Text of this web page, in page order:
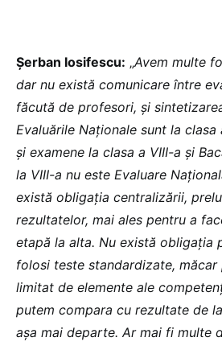
Șerban Iosifescu: „Avem multe
dar nu există comunicare între
făcută de profesori, și
Evaluările Naționale sunt la clasa
și examene la clasa a VIII-a și
la VIII-a nu este Evaluare
există obligația centralizării,
rezultatelor, mai ales pentru a
etapă la alta. Nu există obligația
folosi teste standardizate, măcar
limitat de elemente ale
putem compara cu rezultate de
așa mai departe. Ar mai fi multe